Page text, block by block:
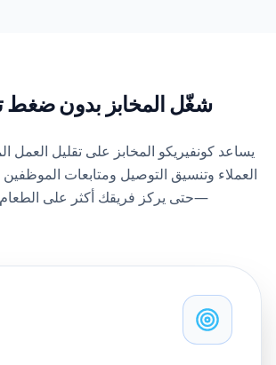
شغّل المخابز بدون ضغط
يساعد كونفيريكو المخابز على تقليل العمل
العملاء وتنسيق التوصيل ومتابعات
—حتى يركز فريقك أكثر على الطعام